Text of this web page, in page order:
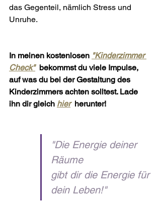
das Gegenteil, nämlich Stress und
Unruhe.
In meinen kostenlosen "Kinderzimmer
Check" bekommst du viele Impulse,
auf was du bei der Gestaltung des
Kinderzimmers achten solltest. Lade
ihn dir gleich hier
  herunter!
"Die Energie deiner
Räume
gibt dir die Energie für
dein Leben!"